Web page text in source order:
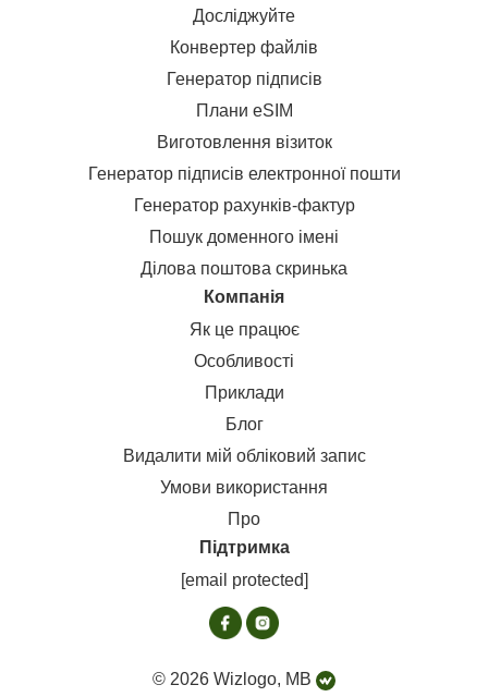
Досліджуйте
Конвертер файлів
Генератор підписів
Плани eSIM
Виготовлення візиток
Генератор підписів електронної пошти
Генератор рахунків-фактур
Пошук доменного імені
Ділова поштова скринька
Компанія
Як це працює
Особливості
Приклади
Блог
Видалити мій обліковий запис
Умови використання
Про
Підтримка
[email protected]
© 2026 Wizlogo, MB